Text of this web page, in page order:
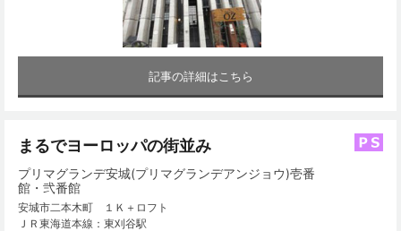
記事の詳細はこちら
まるでヨーロッパの街並み
プリマグランデ安城(プリマグランデアンジョウ)壱番
館・弐番館
安城市二本木町 １Ｋ＋ロフト
ＪＲ東海道本線：東刈谷駅